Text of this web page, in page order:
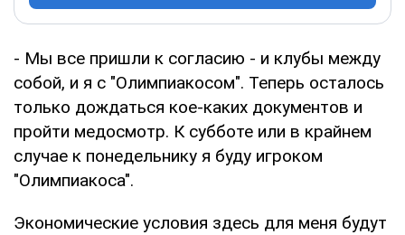
- Мы все пришли к согласию - и клубы между
собой, и я с "Олимпиакосом". Теперь осталось
только дождаться кое-каких документов и
пройти медосмотр. К субботе или в крайнем
случае к понедельнику я буду игроком
"Олимпиакоса".
Экономические условия здесь для меня будут